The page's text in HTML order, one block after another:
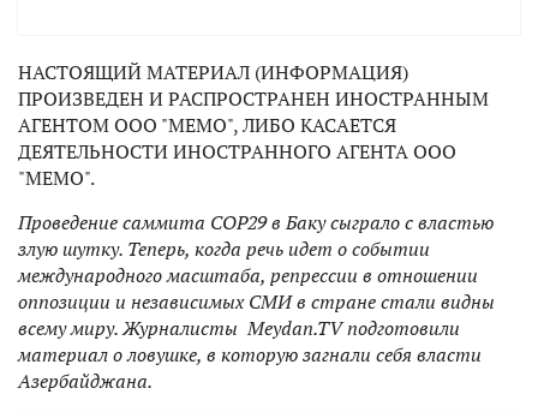
НАСТОЯЩИЙ МАТЕРИАЛ (ИНФОРМАЦИЯ)
ПРОИЗВЕДЕН И РАСПРОСТРАНЕН ИНОСТРАННЫМ
АГЕНТОМ ООО "МЕМО", ЛИБО КАСАЕТСЯ
ДЕЯТЕЛЬНОСТИ ИНОСТРАННОГО АГЕНТА ООО
"МЕМО".
Проведение саммита COP29 в Баку сыграло с властью
злую шутку. Теперь, когда речь идет о событии
международного масштаба, репрессии в отношении
оппозиции и независимых СМИ в стране стали видны
всему миру. Журналисты Meydan.TV подготовили
материал о ловушке, в которую загнали себя власти
Азербайджана.